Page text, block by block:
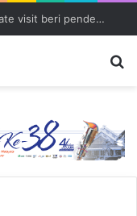
BGS beyond the boardroom: Corporate visit beri pendedahan dunia korporat kepada PELAJAR UUM